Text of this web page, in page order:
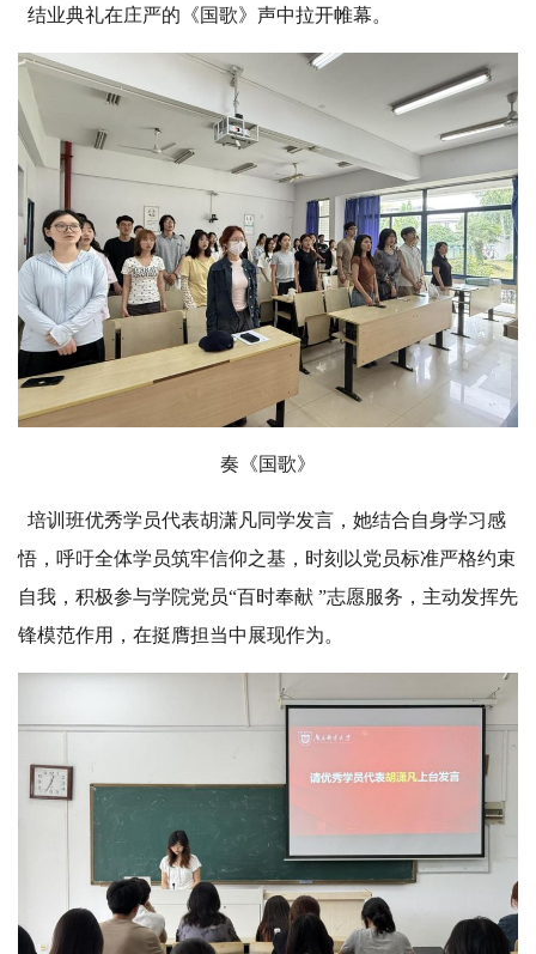
结业典礼在庄严的《国歌》声中拉开帷幕。
奏《国歌》
培训班优秀学员代表胡潇凡同学发言，她结合自身学习感
悟，呼吁全体学员筑牢信仰之基，时刻以党员标准严格约束
自我，积极参与学院党员“百时奉献 ”志愿服务，主动发挥先
锋模范作用，在挺膺担当中展现作为。